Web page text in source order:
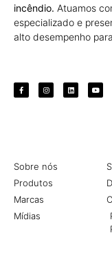
incêndio. Atuamos
especializado e
alto desempenho
Sobre nós
Produtos
Marcas
Mídias